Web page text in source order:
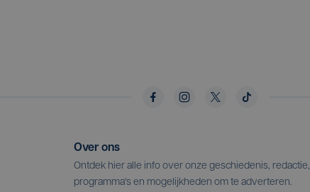
Over ons
Ontdek hier alle info over onze geschiedenis, redactie,
programma's en mogelijkheden om te adverteren.